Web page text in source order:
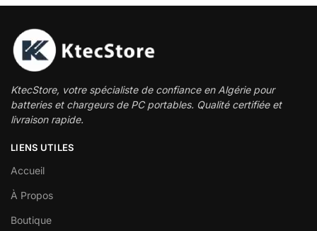
KtecStore, votre spécialiste de confiance en Algérie pour
batteries et chargeurs de PC portables. Qualité certifiée et
livraison rapide.
LIENS UTILES
Accueil
À Propos
Boutique